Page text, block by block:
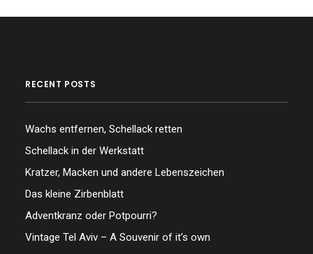
RECENT POSTS
Wachs entfernen, Schellack retten
Schellack in der Werkstatt
Kratzer, Macken und andere Lebenszeichen
Das kleine Zirbenblatt
Adventkranz oder Potpourri?
Vintage Tel Aviv – A Souvenir of it’s own